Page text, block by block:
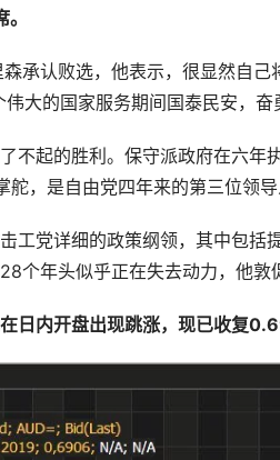
承认败选，他表示，很显然自
大的国家服务期间国泰民安，
不起的胜利。保守派政府在六
，是自由党四年来的第三位领导
工党详细的政策纲领，其中包括
个年头似乎正在失去动力，他敦
日内开盘出现跳涨，现已收复